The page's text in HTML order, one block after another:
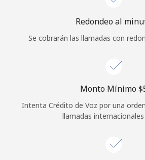
Redondeo al
Se cobrarán las llamadas con
Monto Mínimo
Intenta Crédito de Voz por una
llamadas